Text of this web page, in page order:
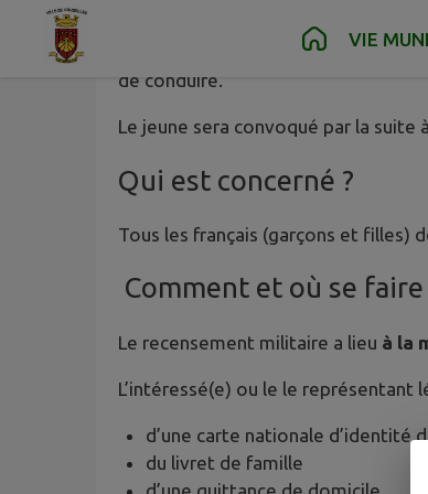
Contenu Pied de page
VIE
Le recensement militaire est une
anniversaire. Elle donne lieu à la
de conduire.
Le jeune sera convoqué par la
Qui est concerné ?
Tous les français (garçons et filles)
Comment et où se faire
Le recensement militaire a lieu à la
L’intéressé(e) ou le le représentant
d’une carte nationale d’identité
du livret de famille